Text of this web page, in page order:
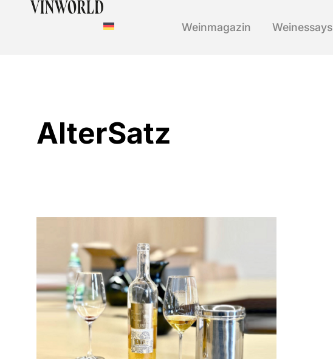
Weinmagazin Weinessays
AlterSatz